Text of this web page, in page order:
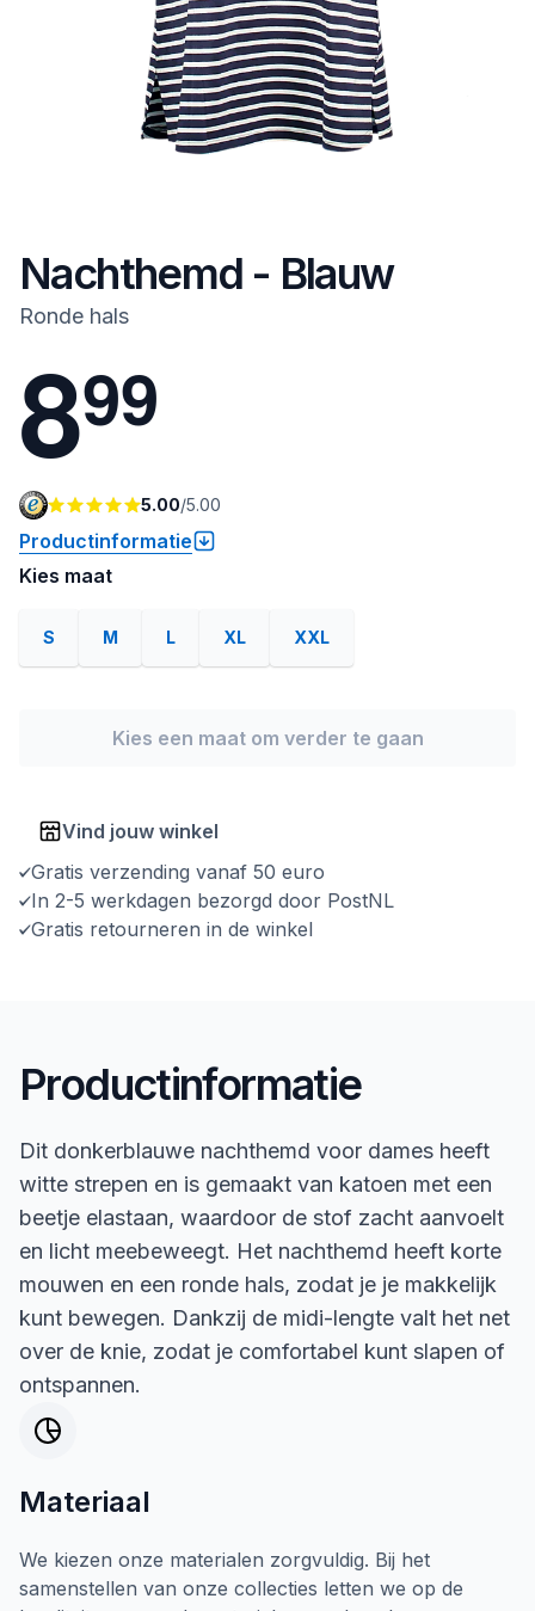
Nachthemd - Blauw
Ronde hals
899
5.00/5.00
Productinformatie
Kies maat
S M L XL XXL
Kies een maat om verder te gaan
Vind jouw winkel
Gratis verzending vanaf 50 euro
In 2-5 werkdagen bezorgd door PostNL
Gratis retourneren in de winkel
Productinformatie
Dit donkerblauwe nachthemd voor dames heeft
witte strepen en is gemaakt van katoen met een
beetje elastaan, waardoor de stof zacht aanvoelt
en licht meebeweegt. Het nachthemd heeft korte
mouwen en een ronde hals, zodat je je makkelijk
kunt bewegen. Dankzij de midi-lengte valt het net
over de knie, zodat je comfortabel kunt slapen of
ontspannen.
Materiaal
We kiezen onze materialen zorgvuldig. Bij het
samenstellen van onze collecties letten we op de